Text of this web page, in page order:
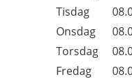
Tisdag
Onsdag
Torsdag
Fredag